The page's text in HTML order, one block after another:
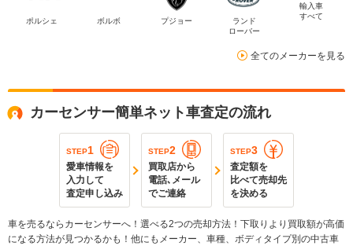
ポルシェ ボルボ プジョー
ランド
ローバー
輸入車
すべて
全てのメーカーを見る
カーセンサー簡単ネット車査定の流れ
STEP1
愛車情報を
入力して
査定申し込み
STEP2
買取店から
電話､メール
でご連絡
STEP3
査定額を
比べて売却先
を決める
車を売るならカーセンサーへ！選べる2つの売却方法！下取りより買取額が高価
になる方法が見つかるかも！他にもメーカー、車種、ボディタイプ別の中古車